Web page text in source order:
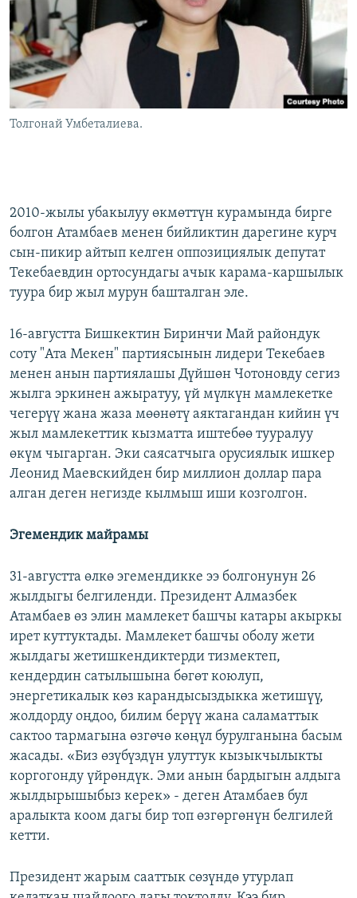
Толгонай Умбеталиева.
2010-жылы убакылуу өкмөттүн курамында бирге
болгон Атамбаев менен бийликтин дарегине курч
сын-пикир айтып келген оппозициялык депутат
Текебаевдин ортосундагы ачык карама-каршылык
туура бир жыл мурун башталган эле.
16-августта Бишкектин Биринчи Май райондук
соту "Ата Мекен" партиясынын лидери Текебаев
менен анын партиялашы Дүйшөн Чотоновду сегиз
жылга эркинен ажыратуу, үй мүлкүн мамлекетке
чегерүү жана жаза мөөнөтү аяктагандан кийин үч
жыл мамлекеттик кызматта иштебөө тууралуу
өкүм чыгарган. Эки саясатчыга орусиялык ишкер
Леонид Маевскийден бир миллион доллар пара
алган деген негизде кылмыш иши козголгон.
Эгемендик майрамы
31-августта өлкө эгемендикке ээ болгонунун 26
жылдыгы белгиленди. Президент Алмазбек
Атамбаев өз элин мамлекет башчы катары акыркы
ирет куттуктады. Мамлекет башчы оболу жети
жылдагы жетишкендиктерди тизмектеп,
кендердин сатылышына бөгөт коюлуп,
энергетикалык көз карандысыздыкка жетишүү,
жолдорду оңдоо, билим берүү жана саламаттык
сактоо тармагына өзгөчө көңүл бурулганына басым
жасады. «Биз өзүбүздүн улуттук кызыкчылыкты
коргогонду үйрөндүк. Эми анын бардыгын алдыга
жылдырышыбыз керек» - деген Атамбаев бул
аралыкта коом дагы бир топ өзгөргөнүн белгилей
кетти.
Президент жарым сааттык сөзүндө утурлап